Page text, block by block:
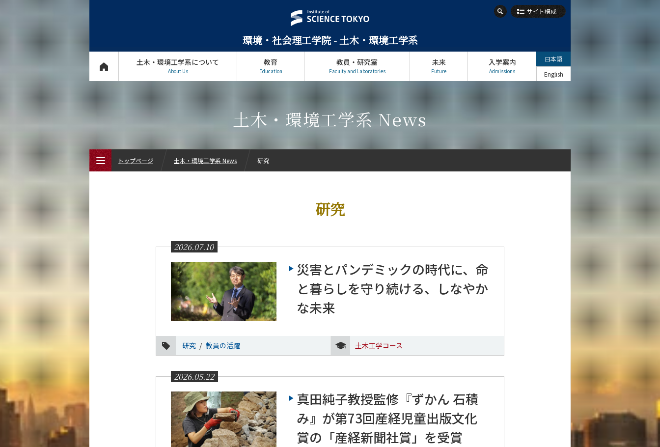
環境・社会理工学院 - 土木・環境工学系
サイト構成
土木・環境工学系について
About Us
教育
Education
教員・研究室
Faculty and Laboratories
未来
Future
入学案内
Admissions
日本語
English
土木・環境工学系 News
研究
2026.07.10
災害とパンデミックの時代に、命
と暮らしを守り続ける、しなやか
な未来
研究 教員の活躍 土木工学コース
2026.05.22
真田純子教授監修『ずかん 石積
み』が第73回産経児童出版文化
賞の「産経新聞社賞」を受賞
トップページ 土木・環境工学系 News 研究